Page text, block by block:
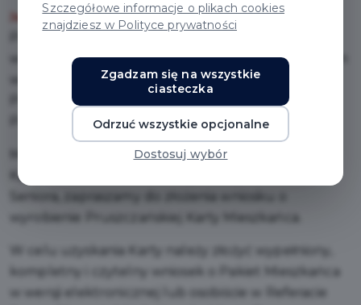
Jak otrzymać Pakiet Seniora?
wszystkim mieszkańcom, którzy spełniają kryterium
wieku tj. mają 60 lat lub więcej oraz posiadają
Pruszczańską Kartę Mieszkańca z aktywnym
Pakietem Mieszkańca.
Mieszkańców, którzy nie posiadają Pruszczańskiej
Karty Mieszkańca, a chcieliby skorzystać z Pakietu
Seniora, zapraszamy do złożenia wniosku o
wyrobienie Pruszczańskiej Karty Mieszkańca.
W celu uzyskania Karty należy złożyć wypełniony,
kompletny i czytelny wniosek o Pakiet Mieszkańca
w wersji elektronicznej lub osobiście w Referacie
Szczegółowe informacje o plikach cookies
znajdziesz w Polityce prywatności
Zgadzam się na wszystkie
ciasteczka
Odrzuć wszystkie opcjonalne
Dostosuj wybór